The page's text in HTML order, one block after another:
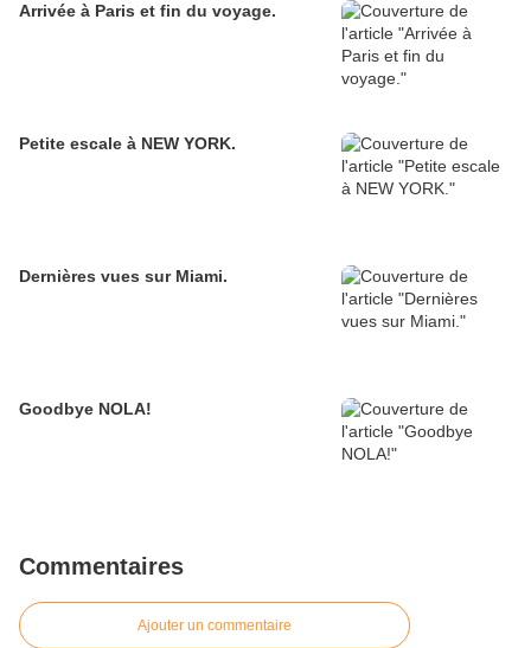
Arrivée à Paris et fin du voyage.
Petite escale à NEW YORK.
Dernières vues sur Miami.
Goodbye NOLA!
Commentaires
Ajouter un commentaire